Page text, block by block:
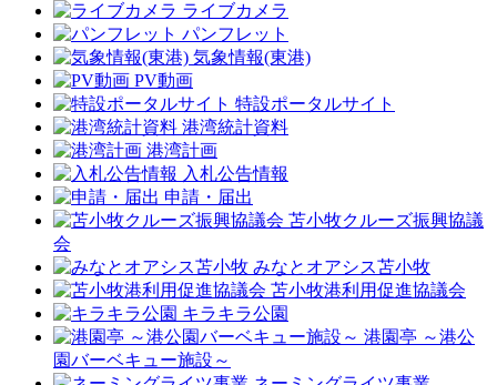
ライブカメラ
パンフレット
気象情報(東港)
PV動画
特設ポータルサイト
港湾統計資料
港湾計画
入札公告情報
申請・届出
苫小牧クルーズ振興協議
会
みなとオアシス苫小牧
苫小牧港利用促進協議会
キラキラ公園
港園亭 ～港公
園バーベキュー施設～